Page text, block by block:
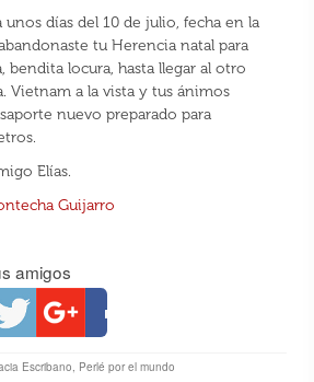
días del 10 de julio, fecha en la
tu Herencia natal para
bendita locura, hasta llegar al otro
Vietnam a la vista y tus ánimos
nuevo preparado para
Elías.
Guijarro
amigos
Escribano, Perlé por el mundo